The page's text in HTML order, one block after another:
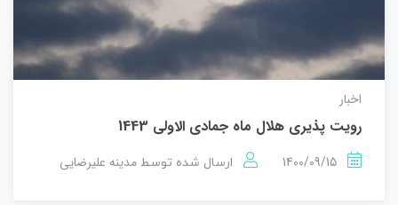
اخبار
رویت پذیری هلال ماه جمادی الاولی 1443
1400/09/15 ارسال شده توسط مدینه علیرضایی